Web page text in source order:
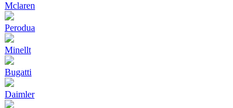
Mclaren
Perodua
Minellt
Bugatti
Daimler